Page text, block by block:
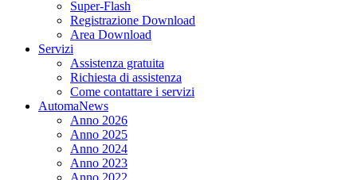
Super-Flash
Registrazione Download
Area Download
Servizi
Assistenza gratuita
Richiesta di assistenza
Come contattare i servizi
AutomaNews
Anno 2026
Anno 2025
Anno 2024
Anno 2023
Anno 2022